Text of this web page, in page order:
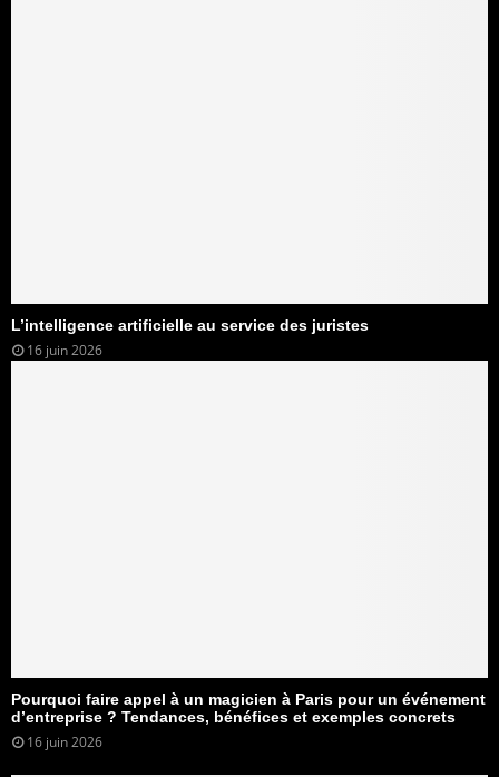
L’intelligence artificielle au service des juristes
16 juin 2026
Pourquoi faire appel à un magicien à Paris pour un événement
d’entreprise ? Tendances, bénéfices et exemples concrets
16 juin 2026